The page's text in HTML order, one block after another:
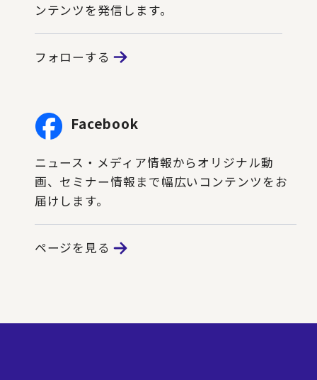
ンテンツを発信します。
フォローする
Facebook
ニュース・メディア情報からオリジナル動
画、セミナー情報まで幅広いコンテンツをお
届けします。
ページを見る